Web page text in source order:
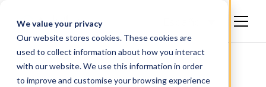
We value your privacy
Our website stores cookies. These cookies are
used to collect information about how you interact
with our website. We use this information in order
to improve and customise your browsing experience